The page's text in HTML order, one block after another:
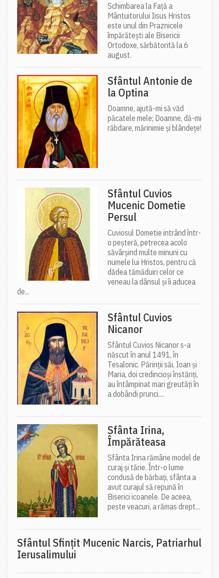
Schimbarea la Față a
Mântuitorului Iisus Hristos
este unul din Praznicele
împărătești ale Bisericii
Ortodoxe, sărbătorită la 6
august.
Sfântul Antonie de
la Optina
Doamne, ajută-mi să văd
păcatele mele; Doamne, dă-mi
răbdare, mărinimie şi blândeţe!
Sfântul Cuvios
Mucenic Dometie
Persul
Cuviosul Dometie intrând într-
o peșteră, petrecea acolo
săvârșind multe minuni cu
numele lui Hristos, pentru că
dădea tămăduiri celor ce
veneau la dânsul și îi aducea
de...
Sfântul Cuvios
Nicanor
Sfântul Cuvios Nicanor s-a
născut în anul 1491, în
Tesalonic. Părinții săi, Ioan și
Maria, doi credincioși înstăriți,
au întâmpinat mari greutăți în
a dobândi prunci....
Sfânta Irina,
Împărăteasa
Sfânta Irina rămâne model de
curaj și tărie. Într-o lume
condusă de bărbați, sfânta a
avut curajul să repună în
Biserici icoanele. De aceea,
peste veacuri, a rămas drept...
Sfântul Sfinţit Mucenic Narcis, Patriarhul
Ierusalimului